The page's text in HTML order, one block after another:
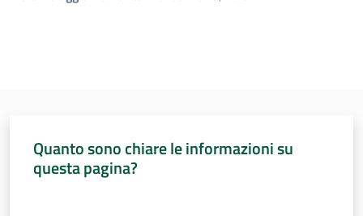
Quanto sono chiare le informazioni su
questa pagina?